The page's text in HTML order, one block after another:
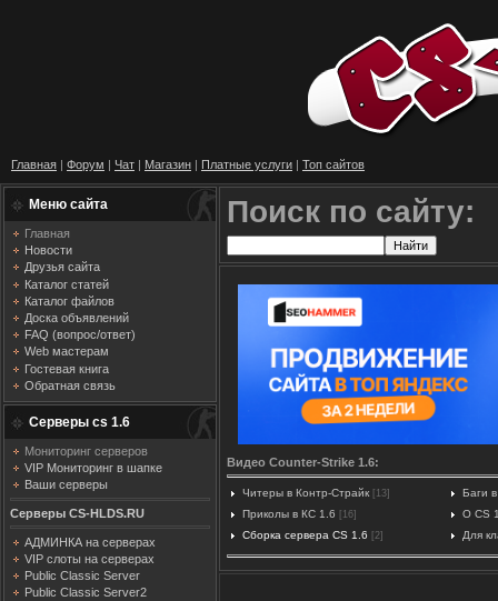
Главная | Форум | Чат | Магазин | Платные услуги | Топ сайтов
Меню сайта
Главная
Новости
Друзья сайта
Каталог статей
Каталог файлов
Доска объявлений
FAQ (вопрос/ответ)
Web мастерам
Гостевая книга
Обратная связь
Серверы cs 1.6
Мониторинг серверов
VIP Мониторинг в шапке
Ваши серверы
Серверы CS-HLDS.RU
АДМИНКА на серверах
VIP слоты на серверах
Public Classic Server
Public Classic Server2
Поиск по сайту:
Видео Counter-Strike 1.6:
Читеры в Контр-Страйк [13]
Баги
Приколы в КС 1.6
[16]
О CS
Сборка сервера CS 1.6
[2] Для